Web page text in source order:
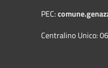
PEC:
Centralino Unico: